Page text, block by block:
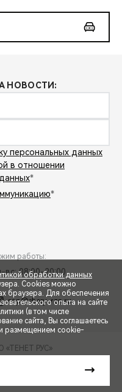
НОВОСТИ:
персональных данных
в отношении
*
*
работы:
вс: 08:00-20:00
rop@chery-rzn.ru
«ТЕНЕТ РУС»
обработки данных
Cookies можно
браузера. Для обеспечения
опыта на сайте
(в том числе
сайта, Вы соглашаетесь
размещением cookie-